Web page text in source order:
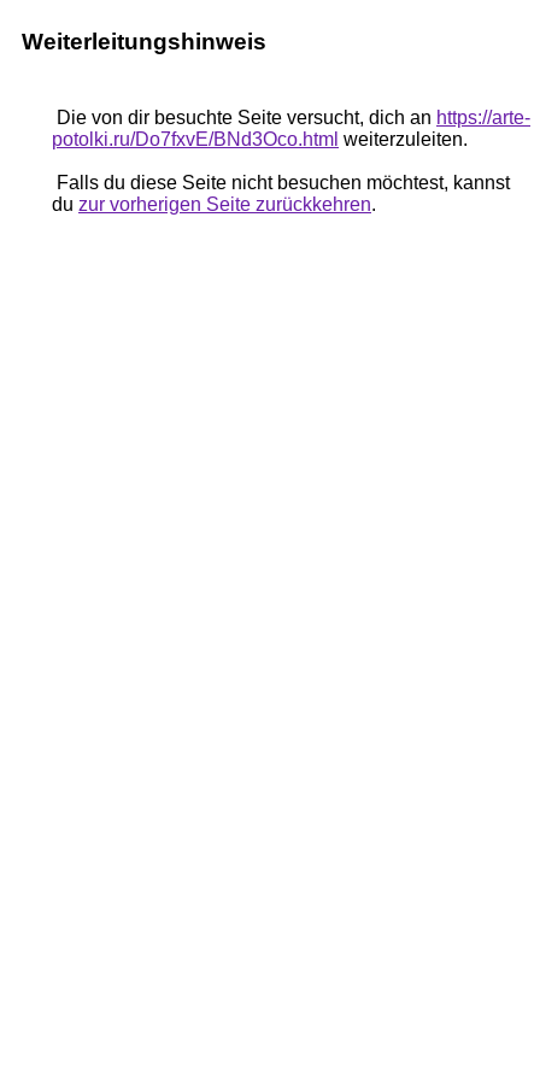
Weiterleitungshinweis
Die von dir besuchte Seite versucht, dich an https://arte-
potolki.ru/Do7fxvE/BNd3Oco.html weiterzuleiten.
Falls du diese Seite nicht besuchen möchtest, kannst
du zur vorherigen Seite zurückkehren.